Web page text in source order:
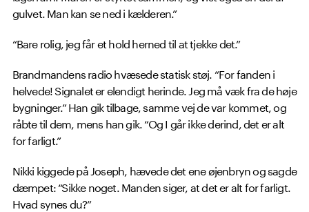
gulvet. Man kan se ned i kælderen.”
“Bare rolig, jeg får et hold herned til at tjekke det.”
Brandmandens radio hvæsede statisk støj. “For fanden i
helvede! Signalet er elendigt herinde. Jeg må væk fra de høje
bygninger.” Han gik tilbage, samme vej de var kommet, og
råbte til dem, mens han gik. “Og I går ikke derind, det er alt
for farligt.”
Nikki kiggede på Joseph, hævede det ene øjenbryn og sagde
dæmpet: “Sikke noget. Manden siger, at det er alt for farligt.
Hvad synes du?”